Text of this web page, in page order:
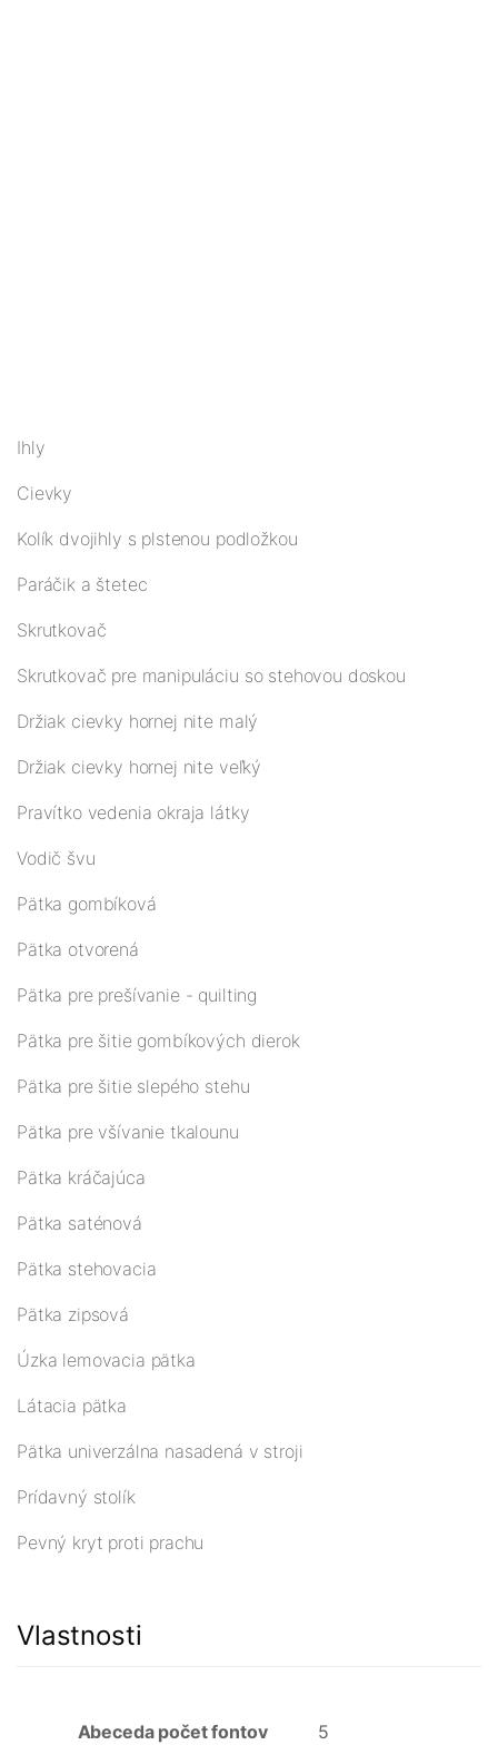
Ihly
Cievky
Kolík dvojihly s plstenou podložkou
Paráčik a štetec
Skrutkovač
Skrutkovač pre manipuláciu so stehovou doskou
Držiak cievky hornej nite malý
Držiak cievky hornej nite veľký
Pravítko vedenia okraja látky
Vodič švu
Pätka gombíková
Pätka otvorená
Pätka pre prešívanie - quilting
Pätka pre šitie gombíkových dierok
Pätka pre šitie slepého stehu
Pätka pre všívanie tkalounu
Pätka kráčajúca
Pätka saténová
Pätka stehovacia
Pätka zipsová
Úzka lemovacia pätka
Látacia pätka
Pätka univerzálna nasadená v stroji
Prídavný stolík
Pevný kryt proti prachu
Vlastnosti
Abeceda počet fontov 5